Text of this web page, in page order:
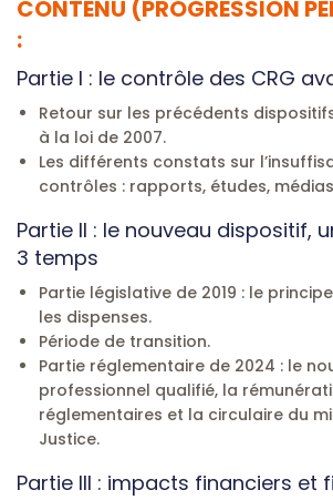
CONTENU (PROGRESSION
:
Partie I : le contrôle des CRG
Retour sur les précédents
à la loi de 2007.
Les différents constats sur
contrôles : rapports, études,
Partie II : le nouveau dispositif,
3 temps
Partie législative de 2019 : le
les dispenses.
Période de transition.
Partie réglementaire de 2024 : le
professionnel qualifié, la
réglementaires et la circulaire du
Justice.
Partie III : impacts financiers et